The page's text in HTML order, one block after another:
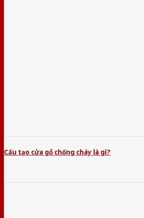
Cấu tạo cửa gỗ chống cháy là gì?